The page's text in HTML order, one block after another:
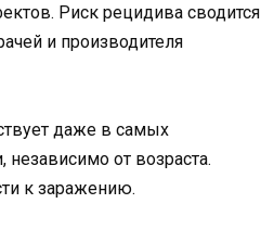
Риск рецидива сводится
и производителя
даже в самых
от возраста.
к заражению.